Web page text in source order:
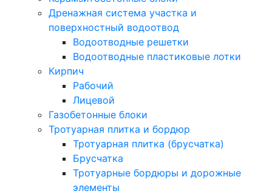
Дренажная система участка и
поверхностный водоотвод
Водоотводные решетки
Водоотводные пластиковые лотки
Кирпич
Рабочий
Лицевой
Газобетонные блоки
Тротуарная плитка и бордюр
Тротуарная плитка (брусчатка)
Брусчатка
Тротуарные бордюры и дорожные
элементы